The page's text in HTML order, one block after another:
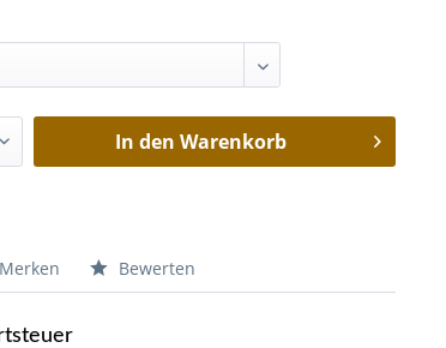
In den Warenkorb
Merken Bewerten